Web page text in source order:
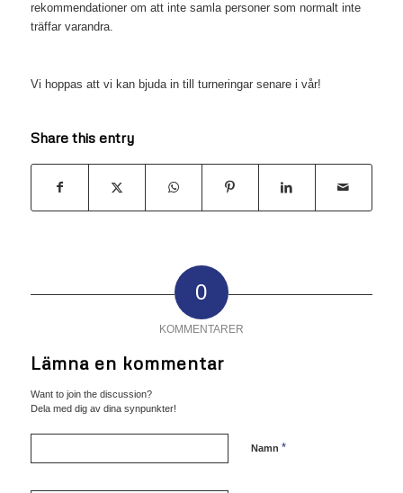
rekommendationer om att inte samla personer som normalt inte
träffar varandra.
Vi hoppas att vi kan bjuda in till turneringar senare i vår!
Share this entry
0
KOMMENTARER
Lämna en kommentar
Want to join the discussion?
Dela med dig av dina synpunkter!
Namn *